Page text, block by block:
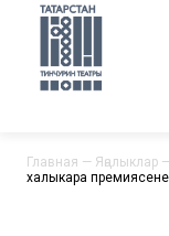
Главная — Яңалыклар
халыкара